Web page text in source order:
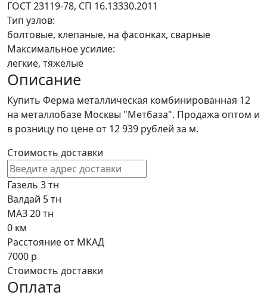
ГОСТ 23119-78, СП 16.13330.2011
Тип узлов:
болтовые, клепаные, на фасонках, сварные
Максимальное усилие:
легкие, тяжелые
Описание
Купить Ферма металлическая комбинированная 12
на металлобазе Москвы "Метбаза". Продажа оптом и
в розницу по цене от 12 939 рублей за м.
Стоимость доставки
Газель 3 тн
Валдай 5 тн
МАЗ 20 тн
0 км
Расстояние от МКАД
7000 р
Стоимость доставки
Оплата